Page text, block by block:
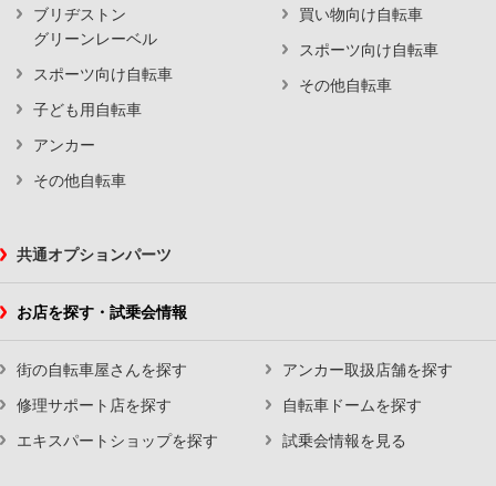
ブリヂストン
グリーンレーベル
スポーツ向け自転車
子ども用自転車
アンカー
その他自転車
買い物向け自転車
スポーツ向け自転車
その他自転車
共通オプションパーツ
お店を探す・試乗会情報
街の自転車屋さんを探す
修理サポート店を探す
エキスパートショップを探す
アンカー取扱店舗を探す
自転車ドームを探す
試乗会情報を見る